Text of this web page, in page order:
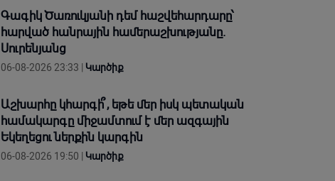
Գագիկ Ծառուկյանի դեմ հաշվեհարդարը՝
հարված հանրային համերաշխությանը.
Սուրենյանց
06-08-2026 23:33 | Կարծիք
Աշխարհը կհարգի՞, եթե մեր իսկ պետական
համակարգը միջամտում է մեր ազգային
Եկեղեցու ներքին կարգին
06-08-2026 19:50 | Կարծիք